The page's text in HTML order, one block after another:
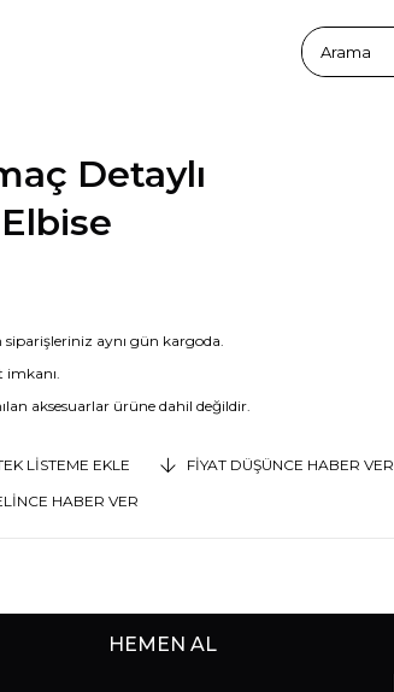
Detaylı
siparişleriniz aynı gün kargoda.
imkanı.
aksesuarlar ürüne dahil değildir.
LISTEME EKLE
FIYAT DÜŞÜNCE HABER VER
HABER VER